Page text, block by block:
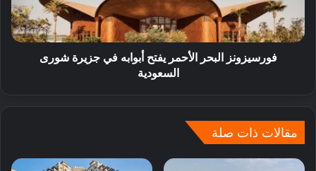
فورسيزونز البحر الأحمر يفتح أبوابه في جزيرة شورى
السعودية
مقالات ذات صلة